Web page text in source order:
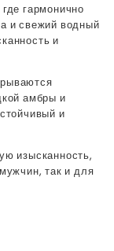
гармонично
и свежий водный
и
амбры и
и
изысканность,
так и для